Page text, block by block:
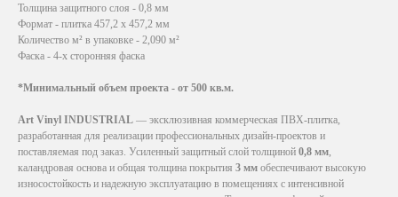
Толщина защитного слоя - 0,8 мм
Формат - плитка 457,2 х 457,2 мм
Количество м² в упаковке - 2,090 м²
Фаска - 4-х сторонняя фаска
*Минимальный объем проекта - от 500 кв.м.
Art Vinyl INDUSTRIAL — эксклюзивная коммерческая ПВХ-плитка,
разработанная для реализации профессиональных дизайн-проектов и
поставляемая под заказ. Усиленный защитный слой толщиной 0,8 мм
каландровая основа и общая толщина покрытия 3 мм обеспечивают высокую
износостойкость и надежную эксплуатацию в помещениях с интенсивной